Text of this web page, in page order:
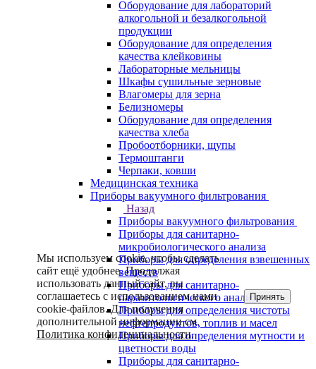
Оборудование для лабораторий
алкогольной и безалкогольной
продукции
Оборудование для определения
качества клейковины
Лабораторные мельницы
Шкафы сушильные зерновые
Влагомеры для зерна
Белизномеры
Оборудование для определения
качества хлеба
Пробоотборники, щупы
Термоштанги
Черпаки, ковши
Медицинская техника
Приборы вакуумного фильтрования
Назад
Приборы вакуумного фильтрования
Приборы для санитарно-
микробиологического анализа
Приборы для определения взвешенных
веществ
Приборы для санитарно-
паразитологического анализа
Приборы для определения чистоты
нефтепродуктов, топлив и масел
Приборы для определения мутности и
цветности воды
Приборы для санитарно-
Мы используем cookie, чтобы сделать
сайт ещё удобнее. Продолжая
использовать данный сайт, вы
соглашаетесь с использованием нами
cookie-файлов. Для получения
дополнительной информации см.
Политика конфиденциальности.
Принять